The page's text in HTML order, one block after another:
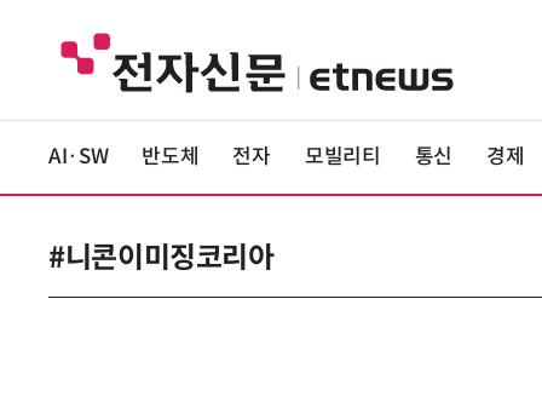
AI·SW 반도체 전자 모빌리티 통신 경제
#니콘이미징코리아